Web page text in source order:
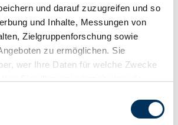
und darauf zuzugreifen und so
und Inhalte, Messungen von
Zielgruppenforschung sowie
zu ermöglichen. Sie
wer Ihre Daten für welche Zwecke
oder widerrufen
New Beetle 1.6
Cabriolet 1.6 leer en airco 1e eigenaar